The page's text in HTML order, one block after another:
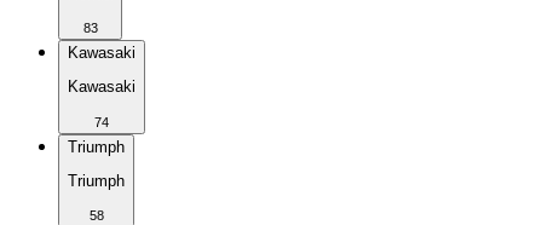
83
Kawasaki
Kawasaki
74
Triumph
Triumph
58